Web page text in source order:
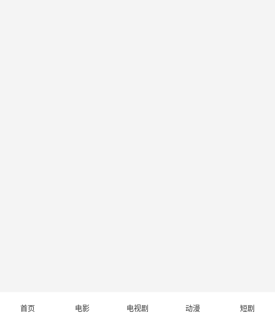
首页 电影 电视剧 动漫 短剧